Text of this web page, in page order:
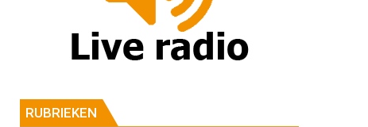
RUBRIEKEN